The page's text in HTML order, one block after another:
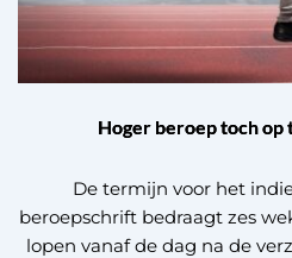
Hoger beroep toch op
De termijn voor het
beroepschrift bedraagt zes
lopen vanaf de dag na de